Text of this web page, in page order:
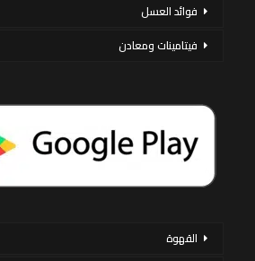
فوائد العسل
فيتامينات ومعادن
القهوة